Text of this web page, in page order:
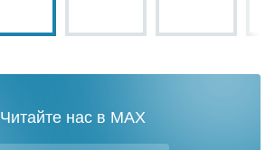
Читайте нас в MAX